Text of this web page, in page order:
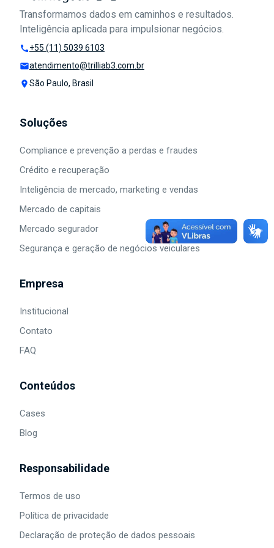
Segurança e Negócios Veiculares
Transformamos dados em caminhos e resultados.
Inteligência aplicada para impulsionar negócios.
call+55 (11) 5039 6103
mailatendimento@trilliab3.com.br
placeSão Paulo, Brasil
Soluções
Compliance e prevenção a perdas e fraudes
Crédito e recuperação
Inteligência de mercado, marketing e vendas
Mercado de capitais
Mercado segurador
Segurança e geração de negócios veiculares
Empresa
Institucional
Contato
FAQ
Conteúdos
Cases
Blog
Responsabilidade
Termos de uso
Política de privacidade
Declaração de proteção de dados pessoais